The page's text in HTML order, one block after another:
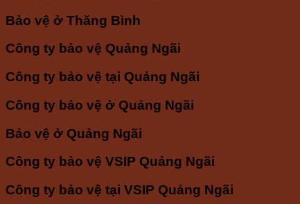
Bảo vệ ở Thăng Bình
Công ty bảo vệ Quảng Ngãi
Công ty bảo vệ tại Quảng Ngãi
Công ty bảo vệ ở Quảng Ngãi
Bảo vệ ở Quảng Ngãi
Công ty bảo vệ VSIP Quảng Ngãi
Công ty bảo vệ tại VSIP Quảng Ngãi